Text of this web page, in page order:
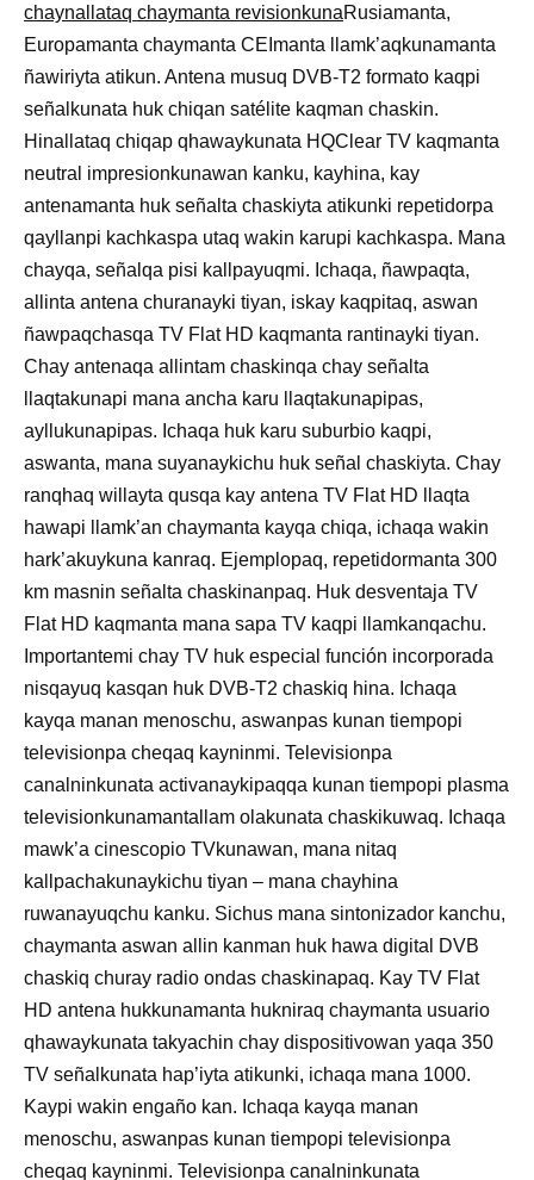
chaynallataq chaymanta revisionkunaRusiamanta,
Europamanta chaymanta CEImanta llamk’aqkunamanta
ñawiriyta atikun. Antena musuq DVB-T2 formato kaqpi
señalkunata huk chiqan satélite kaqman chaskin.
Hinallataq chiqap qhawaykunata HQClear TV kaqmanta
neutral impresionkunawan kanku, kayhina, kay
antenamanta huk señalta chaskiyta atikunki repetidorpa
qayllanpi kachkaspa utaq wakin karupi kachkaspa. Mana
chayqa, señalqa pisi kallpayuqmi. Ichaqa, ñawpaqta,
allinta antena churanayki tiyan, iskay kaqpitaq, aswan
ñawpaqchasqa TV Flat HD kaqmanta rantinayki tiyan.
Chay antenaqa allintam chaskinqa chay señalta
llaqtakunapi mana ancha karu llaqtakunapipas,
ayllukunapipas. Ichaqa huk karu suburbio kaqpi,
aswanta, mana suyanaykichu huk señal chaskiyta. Chay
ranqhaq willayta qusqa kay antena TV Flat HD llaqta
hawapi llamk’an chaymanta kayqa chiqa, ichaqa wakin
hark’akuykuna kanraq. Ejemplopaq, repetidormanta 300
km masnin señalta chaskinanpaq. Huk desventaja TV
Flat HD kaqmanta mana sapa TV kaqpi llamkanqachu.
Importantemi chay TV huk especial función incorporada
nisqayuq kasqan huk DVB-T2 chaskiq hina. Ichaqa
kayqa manan menoschu, aswanpas kunan tiempopi
televisionpa cheqaq kayninmi. Televisionpa
canalninkunata activanaykipaqqa kunan tiempopi plasma
televisionkunamantallam olakunata chaskikuwaq. Ichaqa
mawk’a cinescopio TVkunawan, mana nitaq
kallpachakunaykichu tiyan – mana chayhina
ruwanayuqchu kanku. Sichus mana sintonizador kanchu,
chaymanta aswan allin kanman huk hawa digital DVB
chaskiq churay radio ondas chaskinapaq. Kay TV Flat
HD antena hukkunamanta hukniraq chaymanta usuario
qhawaykunata takyachin chay dispositivowan yaqa 350
TV señalkunata hap’iyta atikunki, ichaqa mana 1000.
Kaypi wakin engaño kan. Ichaqa kayqa manan
menoschu, aswanpas kunan tiempopi televisionpa
cheqaq kayninmi. Televisionpa canalninkunata